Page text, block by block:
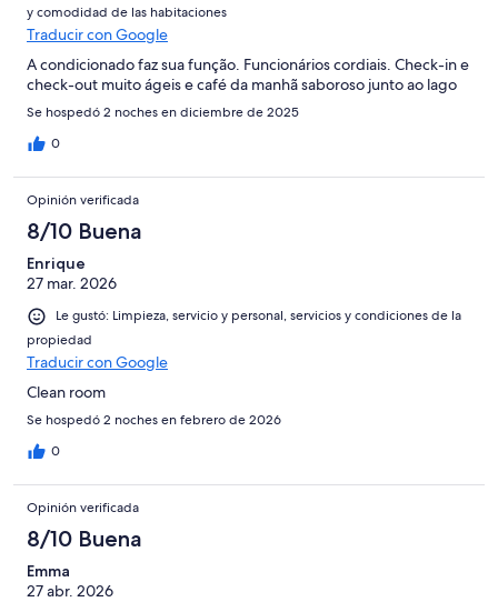
y comodidad de las habitaciones
Traducir con Google
A condicionado faz sua função. Funcionários cordiais. Check-in e
check-out muito ágeis e café da manhã saboroso junto ao lago
Se hospedó 2 noches en diciembre de 2025
0
Opinión verificada
8/10 Buena
Enrique
27 mar. 2026
Le gustó: Limpieza, servicio y personal, servicios y condiciones de la
propiedad
Traducir con Google
Clean room
Se hospedó 2 noches en febrero de 2026
0
Opinión verificada
8/10 Buena
Emma
27 abr. 2026